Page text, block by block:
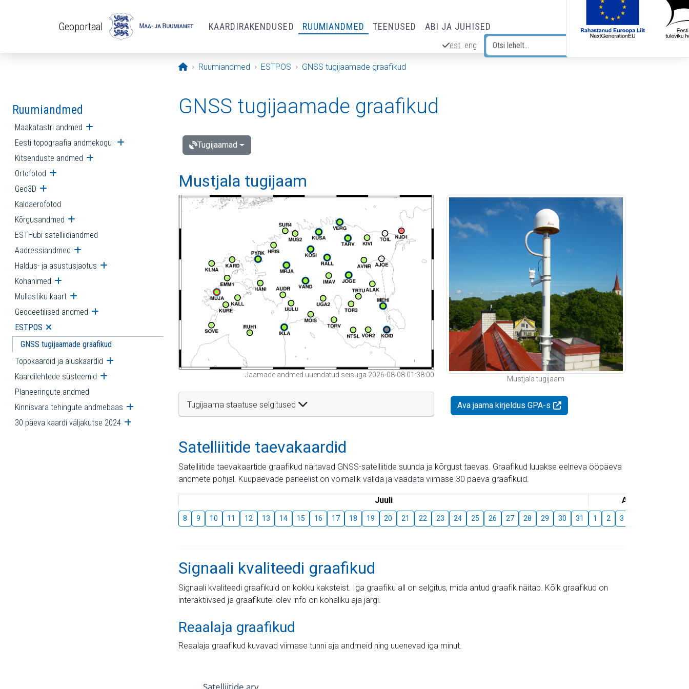
Geoportaal KAARDIRAKENDUSED RUUMIANDMED TEENUSED ABI JA JUHISED
est eng
Avaleht
Ruumiandmed ESTPOS GNSS tugijaamade graafikud
Ruumiandmed
Maakatastri andmed Ava alammenüü
Eesti topograafia andmekogu Ava alammenüü
Kitsenduste andmed Ava alammenüü
Ortofotod Ava alammenüü
Geo3D Ava alammenüü
Kaldaerofotod
Kõrgusandmed Ava alammenüü
ESTHubi satelliidiandmed
Aadressiandmed Ava alammenüü
Haldus- ja asustusjaotus Ava alammenüü
Kohanimed Ava alammenüü
Mullastiku kaart Ava alammenüü
Geodeetilised andmed Ava alammenüü
ESTPOS Ava alammenüü
GNSS tugijaamade graafikud
Topokaardid ja aluskaardid Ava alammenüü
Kaardilehtede süsteemid Ava alammenüü
Planeeringute andmed
Kinnisvara tehingute andmebaas Ava alammenüü
30 päeva kaardi väljakutse 2024 Ava alammenüü
GNSS tugijaamade graafikud
Tugijaamad
Mustjala tugijaam
Jaamade andmed uuendatud seisuga 2026-08-08 01:38:00
Tugijaama staatuse selgitused
Mustjala tugijaam
Ava jaama kirjeldus GPA-s
Satelliitide taevakaardid
Satelliitide taevakaartide graafikud näitavad GNSS-satelliitide suunda ja kõrgust taevas. Graafikud luuakse eelneva ööpäeva
andmete põhjal. Kuupäevade paneelist on võimalik valida ja vaadata viimase 30 päeva graafikuid.
Juuli August
8 9 10 11 12 13 14 15 16 17 18 19 20 21 22 23 24 25 26 27 28 29 30 31 1 2 3
Signaali kvaliteedi graafikud
Signaali kvaliteedi graafikuid on kokku kaksteist. Iga graafiku all on selgitus, mida antud graafik näitab. Kõik graafikud on
interaktiivsed ja graafikutel olev info on kohaliku aja järgi.
Reaalaja graafikud
Reaalaja graafikud kuvavad viimase tunni aja andmeid ning uuenevad iga minut.